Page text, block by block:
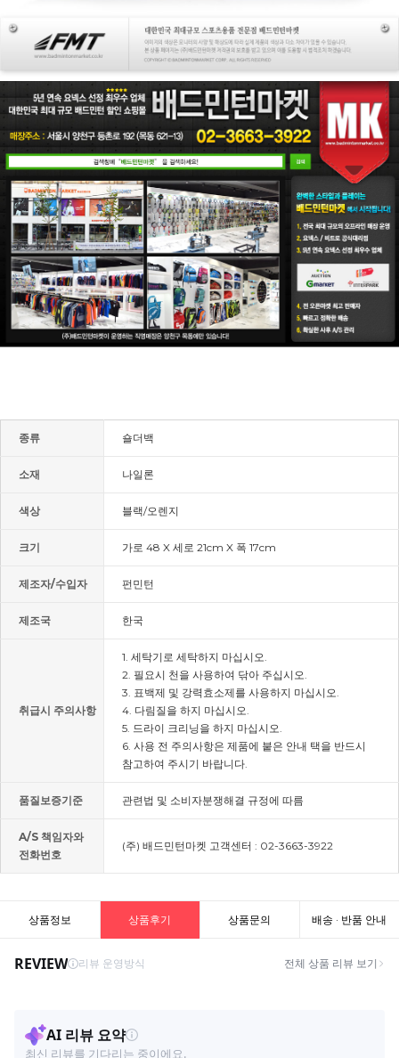
종류 숄더백
소재 나일론
색상 블랙/오렌지
크기 가로 48 X 세로 21cm X 폭 17cm
제조자/수입자 펀민턴
제조국 한국
취급시 주의사항
1. 세탁기로 세탁하지 마십시오.
2. 필요시 천을 사용하여 닦아 주십시오.
3. 표백제 및 강력효소제를 사용하지 마십시오.
4. 다림질을 하지 마십시오.
5. 드라이 크리닝을 하지 마십시오.
6. 사용 전 주의사항은 제품에 붙은 안내 택을 반드시
참고하여 주시기 바랍니다.
품질보증기준 관련법 및 소비자분쟁해결 규정에 따름
A/S 책임자와
전화번호
(주) 배드민턴마켓 고객센터 : 02-3663-3922
상품정보 상품후기 상품문의 배송 · 반품 안내